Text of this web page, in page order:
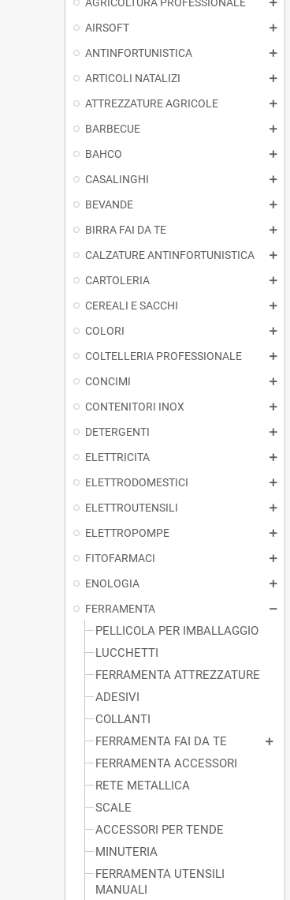
AIRSOFT
ANTINFORTUNISTICA
ARTICOLI NATALIZI
ATTREZZATURE AGRICOLE
BARBECUE
BAHCO
CASALINGHI
BEVANDE
BIRRA FAI DA TE
CALZATURE ANTINFORTUNISTICA
CARTOLERIA
CEREALI E SACCHI
COLORI
COLTELLERIA PROFESSIONALE
CONCIMI
CONTENITORI INOX
DETERGENTI
ELETTRICITA
ELETTRODOMESTICI
ELETTROUTENSILI
ELETTROPOMPE
FITOFARMACI
ENOLOGIA
FERRAMENTA
PELLICOLA PER IMBALLAGGIO
LUCCHETTI
FERRAMENTA ATTREZZATURE
ADESIVI
COLLANTI
FERRAMENTA FAI DA TE
FERRAMENTA ACCESSORI
RETE METALLICA
SCALE
ACCESSORI PER TENDE
MINUTERIA
FERRAMENTA UTENSILI
MANUALI